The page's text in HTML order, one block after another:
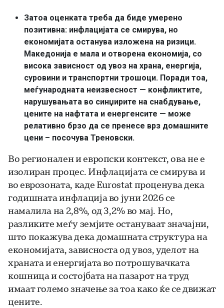
Затоа оценката треба да биде умерено
позитивна: инфлацијата се смирува, но
економијата останува изложена на ризици.
Македонија е мала и отворена економија, со
висока зависност од увоз на храна, енергија,
суровини и транспортни трошоци. Поради тоа,
меѓународната неизвесност — конфликтите,
нарушувањата во синџирите на снабдување,
цените на нафтата и енергенсите — може
релативно брзо да се пренесе врз домашните
цени – посочува Треновски.
Во регионален и европски контекст, ова не е
изолиран процес. Инфлацијата се смирува и
во еврозоната, каде Eurostat проценува дека
годишната инфлација во јуни 2026 се
намалила на 2,8%, од 3,2% во мај. Но,
разликите меѓу земјите остануваат значајни,
што покажува дека домашната структура на
економијата, зависноста од увоз, уделот на
храната и енергијата во потрошувачката
кошница и состојбата на пазарот на труд
имаат големо значење за тоа како ќе се движат
цените.